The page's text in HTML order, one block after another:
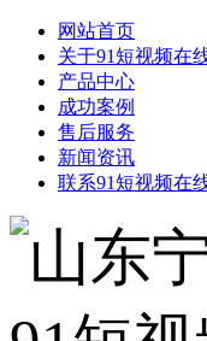
网站首页
关于91短视频在
产品中心
成功案例
售后服务
新闻资讯
联系91短视频在